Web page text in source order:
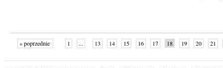
« poprzednie 1 ... 13 14 15 16 17 18 19 20
21